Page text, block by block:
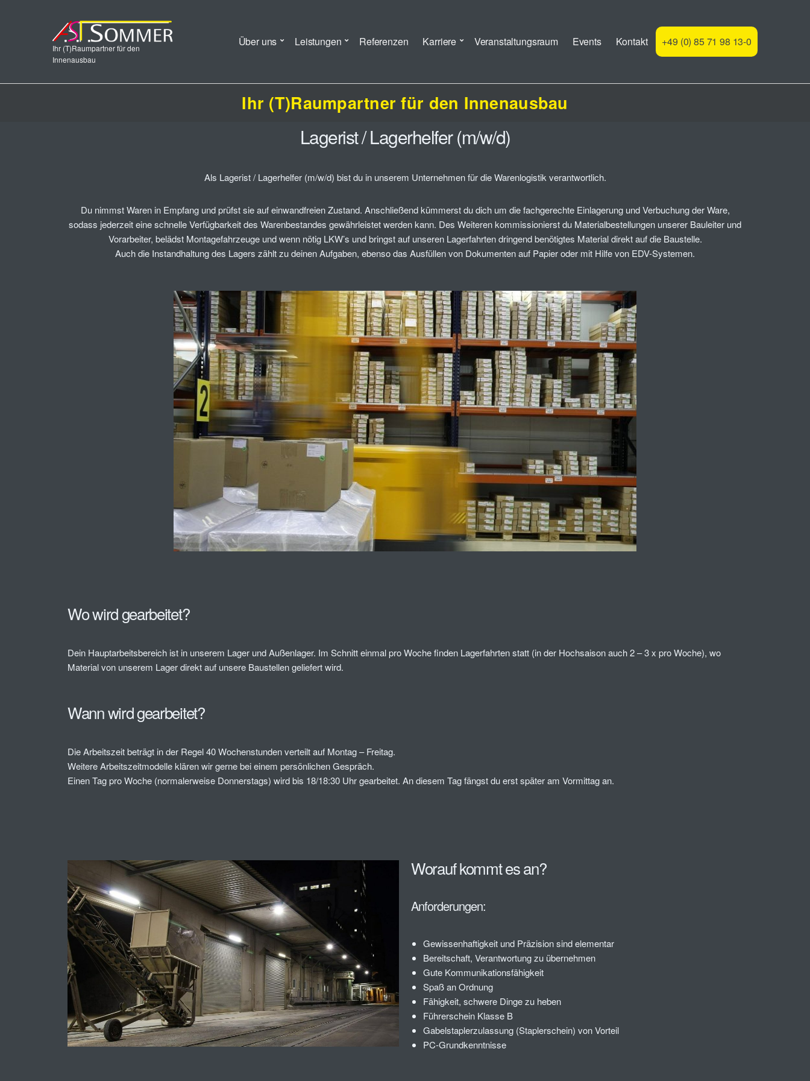
Ihr (T)Raumpartner für den
Innenausbau
Über uns Leistungen Referenzen Karriere Veranstaltungsraum Events Kontakt +49 (0) 85 71 98 13-0
Ihr (T)Raumpartner für den Innenausbau
Lagerist / Lagerhelfer (m/w/d)
Als Lagerist / Lagerhelfer (m/w/d) bist du in unserem Unternehmen für die Warenlogistik verantwortlich.
Du nimmst Waren in Empfang und prüfst sie auf einwandfreien Zustand. Anschließend kümmerst du dich um die fachgerechte Einlagerung und Verbuchung der Ware,
sodass jederzeit eine schnelle Verfügbarkeit des Warenbestandes gewährleistet werden kann. Des Weiteren kommissionierst du Materialbestellungen unserer Bauleiter und
Vorarbeiter, belädst Montagefahrzeuge und wenn nötig LKW’s und bringst auf unseren Lagerfahrten dringend benötigtes Material direkt auf die Baustelle.
Auch die Instandhaltung des Lagers zählt zu deinen Aufgaben, ebenso das Ausfüllen von Dokumenten auf Papier oder mit Hilfe von EDV-Systemen.
Wo wird gearbeitet?
Dein Hauptarbeitsbereich ist in unserem Lager und Außenlager. Im Schnitt einmal pro Woche finden Lagerfahrten statt (in der Hochsaison auch 2 – 3 x pro Woche), wo
Material von unserem Lager direkt auf unsere Baustellen geliefert wird.
Wann wird gearbeitet?
Die Arbeitszeit beträgt in der Regel 40 Wochenstunden verteilt auf Montag – Freitag.
Weitere Arbeitszeitmodelle klären wir gerne bei einem persönlichen Gespräch.
Einen Tag pro Woche (normalerweise Donnerstags) wird bis 18/18:30 Uhr gearbeitet. An diesem Tag fängst du erst später am Vormittag an.
Worauf kommt es an?
Anforderungen:
Gewissenhaftigkeit und Präzision sind elementar
Bereitschaft, Verantwortung zu übernehmen
Gute Kommunikationsfähigkeit
Spaß an Ordnung
Fähigkeit, schwere Dinge zu heben
Führerschein Klasse B
Gabelstaplerzulassung (Staplerschein) von Vorteil
PC-Grundkenntnisse